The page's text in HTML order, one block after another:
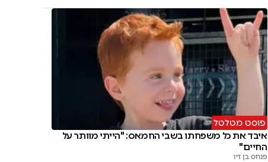
פוסט מטלטל
איבד את כל משפחתו בשבי החמאס: "הייתי מוותר על
החיים"
פנחס בן זיו